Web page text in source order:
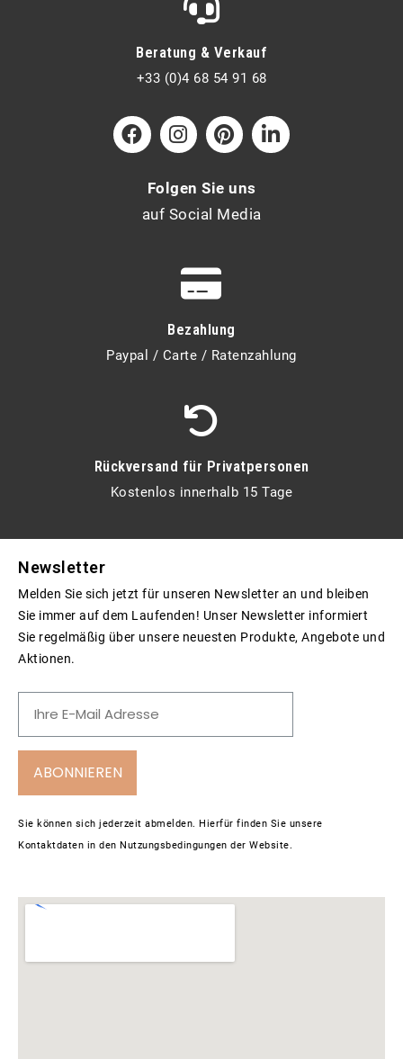
Beratung & Verkauf
+33 (0)4 68 54 91 68
Folgen Sie uns
auf Social Media
Bezahlung
Paypal / Carte / Ratenzahlung
Rückversand für Privatpersonen
Kostenlos innerhalb 15 Tage
Newsletter
Melden Sie sich jetzt für unseren Newsletter an und bleiben
Sie immer auf dem Laufenden! Unser Newsletter informiert
Sie regelmäßig über unsere neuesten Produkte, Angebote und
Aktionen.
ABONNIEREN
Sie können sich jederzeit abmelden. Hierfür finden Sie unsere
Kontaktdaten in den Nutzungsbedingungen der Website.